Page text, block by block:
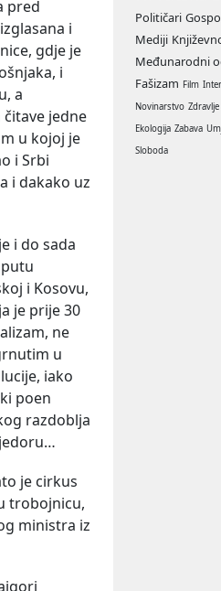
pred
i
gdje je
i
a
jedne
u kojoj je
i Srbi
i dakako uz
i do sada
i Kosovu,
je prije 30
ne
u
iako
poen
razdoblja
je cirkus
trobojnicu,
ministra iz
Političari
Mediji
Međunarodni
Fašizam Film
Novinarstvo Zdravlje
Ekologija Zabava
Sloboda